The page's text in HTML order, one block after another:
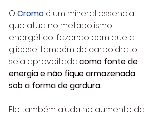
O Cromo é um mineral essencial
que atua no metabolismo
energético, fazendo com que a
glicose, também do carboidrato,
seja aproveitada como fonte de
energia e não fique armazenada
sob a forma de gordura.
Ele também ajuda no aumento da